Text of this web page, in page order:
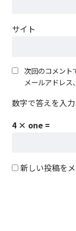
サイト
次回のコメント
メールアドレス
数字で答えを入
4 × one =
新しい投稿を